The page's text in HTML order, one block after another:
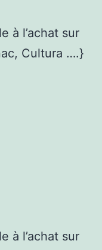
à l’achat sur
Cultura ….}
à l’achat sur